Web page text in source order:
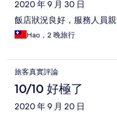
2020 年 9 月 30 日
飯店狀況良好，服務人員
Hao，2 晚旅行
旅客真實評論
10/10 好極了
2020 年 9 月 20 日